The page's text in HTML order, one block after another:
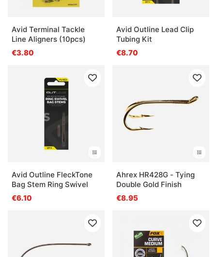
Avid Terminal Tackle
Line Aligners (10pcs)
€3.80
Avid Outline Lead Clip
Tubing Kit
€8.70
Avid Outline FleckTone
Bag Stem Ring Swivel
€6.10
Ahrex HR428G - Tying
Double Gold Finish
€8.95